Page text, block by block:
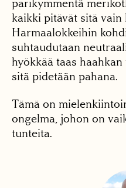
parikymmentä
kaikki pitävät sitä vain
Harmaalokkeihin
suhtaudutaan
hyökkää taas
sitä pidetään pahana.
Tämä on
ongelma, johon on
tunteita.